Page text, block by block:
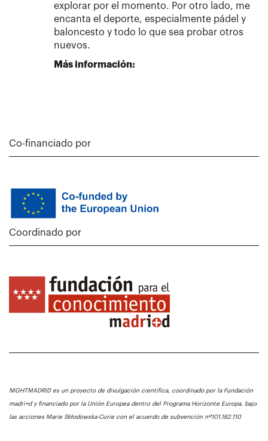
explorar por el momento. Por otro lado, me
encanta el deporte, especialmente pádel y
baloncesto y todo lo que sea probar otros
nuevos.
Más información:
Co-financiado por
Coordinado por
NIGHTMADRID es un proyecto de divulgación científica, coordinado por la Fundación
madri+d y financiado por la Unión Europea dentro del Programa Horizonte Europa, bajo
las acciones Marie Skłodowska-Curie con el acuerdo de subvención nº101.162.110